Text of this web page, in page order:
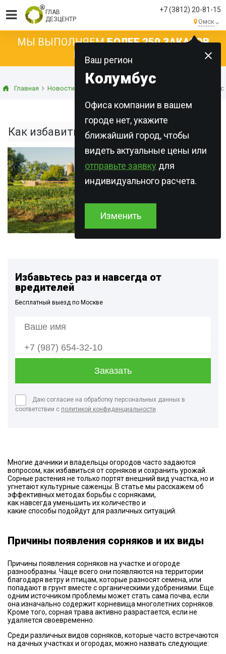
ГЛАВ
ДЕЗЦЕНТР
+7 (3812) 20-81-15
Омск
Ваш регион
Колумбус
Офиса компании в вашем
городе нет, укажите
ближайший город, чтобы
видеть актуальные цены или
отправьте заявку для
индивидуального расчета.
Изменить
МЫ ВЫПОЛНЯЕМБОЛЕЕ 250 ЗАКАЗОВ
КАЖДЫЙ ДЕНЬ!
Главная Новости Статьи о дезинфекции Как избавиться от
Как избавиться от сорняков на участке
Избавьтесь раз и навсегда от
вредителей
Бесплатный выезд по Москве
Даю согласие на обработку персональных данных в
соответствии с политикой конфиденциальности
Многие дачники и владельцы огородов часто задаются
вопросом, как избавиться от сорняков и сохранить урожай.
Сорные растения не только портят внешний вид участка, но и
угнетают культурные саженцы. В статье мы расскажем об
эффективных методах борьбы с сорняками,
как навсегда уменьшить их количество и
какие способы подойдут для различных ситуаций.
Причины появления сорняков и их виды
Причины появления сорняков на участке и огороде
разнообразны. Чаще всего они появляются на территории
благодаря ветру и птицам, которые разносят семена, или
попадают в грунт вместе с органическими удобрениями. Еще
одним источником проблемы может стать сама почва, если
она изначально содержит корневища многолетних сорняков.
Кроме того, сорная трава активно разрастается, если не
удаляется своевременно.
Среди различных видов сорняков, которые часто встречаются
на дачных участках и огородах, можно назвать следующие: